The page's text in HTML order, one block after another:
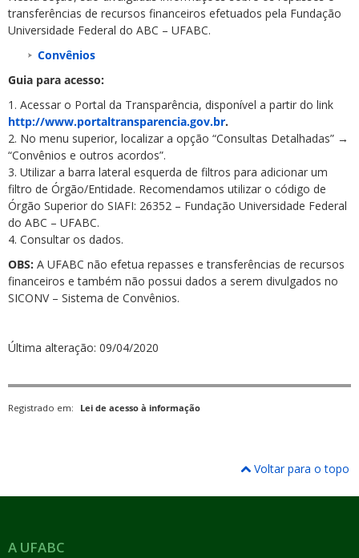
transferências de recursos financeiros efetuados pela Fundação
Universidade Federal do ABC – UFABC.
Convênios
Guia para acesso:
1. Acessar o Portal da Transparência, disponível a partir do link
http://www.portaltransparencia.gov.br.
2. No menu superior, localizar a opção “Consultas Detalhadas” →
“Convênios e outros acordos”.
3. Utilizar a barra lateral esquerda de filtros para adicionar um
filtro de Órgão/Entidade. Recomendamos utilizar o código de
Órgão Superior do SIAFI: 26352 – Fundação Universidade Federal
do ABC – UFABC.
4. Consultar os dados.
OBS: A UFABC não efetua repasses e transferências de recursos
financeiros e também não possui dados a serem divulgados no
SICONV – Sistema de Convênios.
Última alteração: 09/04/2020
Registrado em: Lei de acesso à informação
Voltar para o topo
A UFABC